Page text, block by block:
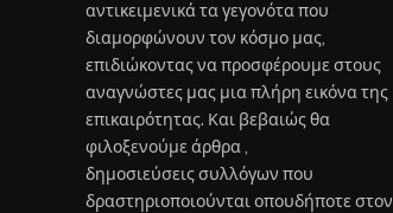
αντικειμενικά τα γεγονότα που
διαμορφώνουν τον κόσμο μας,
επιδιώκοντας να προσφέρουμε στους
αναγνώστες μας μια πλήρη εικόνα της
επικαιρότητας. Και βεβαιώς θα
φιλοξενούμε άρθρα ,
δημοσιεύσεις συλλόγων που
δραστηριοποιούνται οπουδήποτε στον